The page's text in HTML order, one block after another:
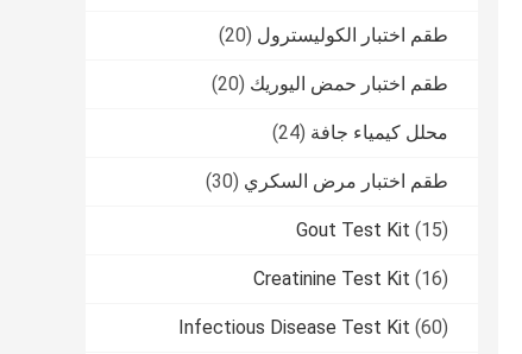
طقم اختبار الكوليسترول (20)
طقم اختبار حمض اليوريك (20)
محلل كيمياء جافة (24)
طقم اختبار مرض السكري (30)
Gout Test Kit (15)
Creatinine Test Kit (16)
Infectious Disease Test Kit (60)